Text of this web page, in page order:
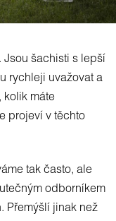
Jsou šachisti s lepší
rychleji uvažovat a
kolik máte
projeví v těchto
tak často, ale
odborníkem
Přemýšlí jinak než